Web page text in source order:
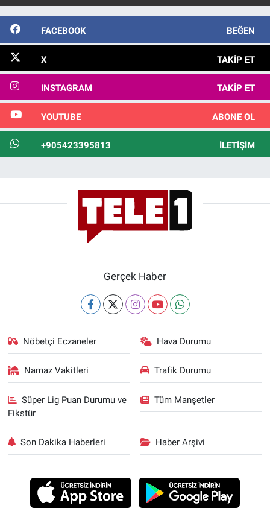
FACEBOOK BEĞEN
X TAKIP ET
INSTAGRAM TAKIP ET
YOUTUBE ABONE OL
+905423395813 İLETIŞIM
Gerçek Haber
Nöbetçi Eczaneler Hava Durumu
Namaz Vakitleri Trafik Durumu
Süper Lig Puan Durumu ve
Fikstür
Tüm Manşetler
Son Dakika Haberleri Haber Arşivi